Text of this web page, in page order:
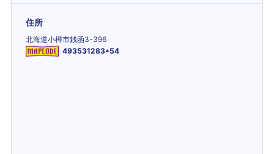
住所
北海道小樽市銭函3-396
493531283*54